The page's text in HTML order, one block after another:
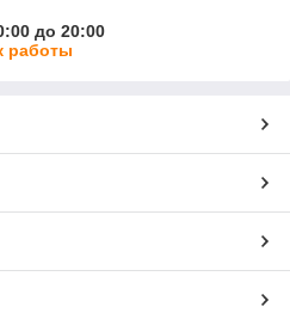
найти подходящий
Наш ассортимент включает в
подарочных
к деталям. Каждый
до 20:00
работы